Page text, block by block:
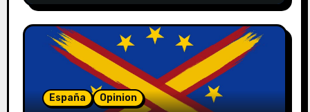
Humanidad
España Opinion